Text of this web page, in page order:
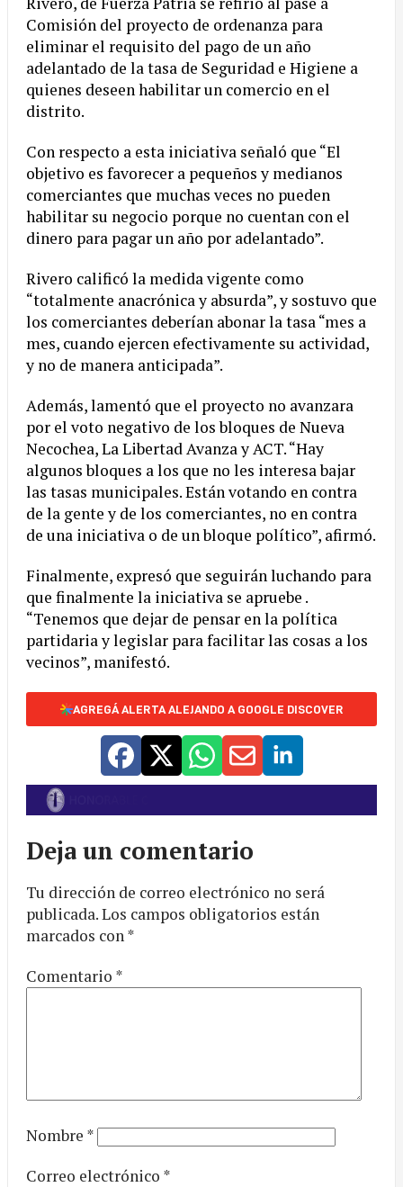
Comisión del proyecto de ordenanza para
eliminar el requisito del pago de un año
adelantado de la tasa de Seguridad e Higiene a
quienes deseen habilitar un comercio en el
distrito.
Con respecto a esta iniciativa señaló que “El
objetivo es favorecer a pequeños y medianos
comerciantes que muchas veces no pueden
habilitar su negocio porque no cuentan con el
dinero para pagar un año por adelantado”.
Rivero calificó la medida vigente como
“totalmente anacrónica y absurda”, y sostuvo que
los comerciantes deberían abonar la tasa “mes a
mes, cuando ejercen efectivamente su actividad,
y no de manera anticipada”.
Además, lamentó que el proyecto no avanzara
por el voto negativo de los bloques de Nueva
Necochea, La Libertad Avanza y ACT. “Hay
algunos bloques a los que no les interesa bajar
las tasas municipales. Están votando en contra
de la gente y de los comerciantes, no en contra
de una iniciativa o de un bloque político”, afirmó.
Finalmente, expresó que seguirán luchando para
que finalmente la iniciativa se apruebe .
“Tenemos que dejar de pensar en la política
partidaria y legislar para facilitar las cosas a los
vecinos”, manifestó.
AGREGÁ ALERTA ALEJANDO A GOOGLE DISCOVER
Deja un comentario
Tu dirección de correo electrónico no será
publicada.Los campos obligatorios están
marcados con*
Comentario *
Nombre *
Correo electrónico *